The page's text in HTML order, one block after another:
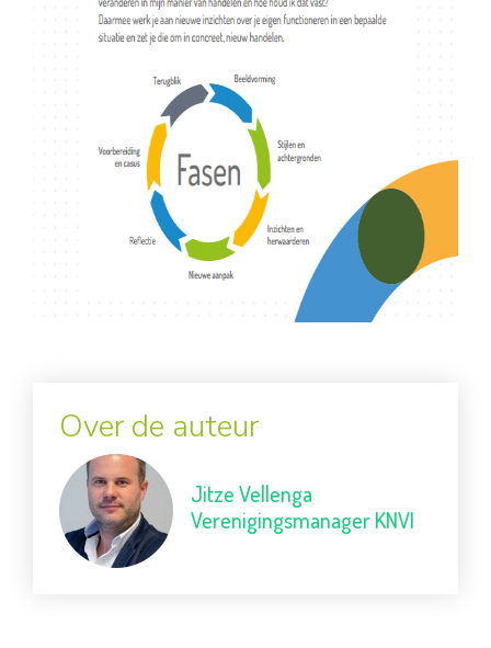
Over de auteur
Jitze Vellenga
Verenigingsmanager KNVI